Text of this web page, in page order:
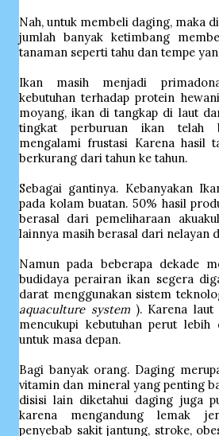
Nah, untuk membeli daging, maka
jumlah banyak ketimbang
tanaman seperti tahu dan tempe
Ikan masih menjadi
kebutuhan terhadap protein
moyang, ikan di tangkap di laut
tingkat perburuan ikan telah
mengalami frustasi Karena hasil
berkurang dari tahun ke tahun.
Sebagai gantinya. Kebanyakan
pada kolam buatan. 50% hasil
berasal dari pemeliharaan
lainnya masih berasal dari nelayan
Namun pada beberapa dekade
budidaya perairan ikan segera
darat menggunakan sistem
aquaculture system). Karena laut
mencukupi kebutuhan perut
untuk masa depan.
Bagi banyak orang. Daging
vitamin dan mineral yang penting
disisi lain diketahui daging juga
karena mengandung lemak
penyebab sakit jantung, stroke,